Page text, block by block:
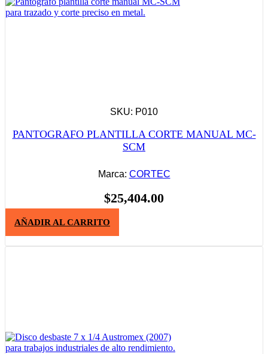
SKU: P010
PANTOGRAFO PLANTILLA CORTE MANUAL MC-
SCM
Marca: CORTEC
$25,404.00
AÑADIR AL CARRITO